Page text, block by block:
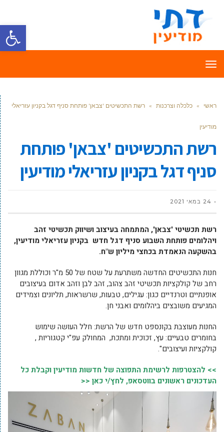
פתח
תפריט
ראשי » כלכלה וצרכנות » רשת התכשיטים 'צבאן' פותחת סניף דגל בקניון עזריאלי
מודיעין
רשת התכשיטים 'צבאן' פותחת
סניף דגל בקניון עזריאלי מודיעין
24 במאי 2021
רשת תכשיטי 'צבאן', המתמחה בעיצוב ושיווק תכשיטי זהב
ויהלומים פותחת השבוע סניף דגל חדש בקניון עזריאלי מודיעין,
בהשקעה הנאמדת בכחצי מיליון ש"ח.
חנות התכשיטים החדשה משתרעת על שטח של 50 מ"ר וכוללת מגוון
רחב של קולקציות תכשיטי זהב צהוב, זהב לבן וזהב אדום בעיצובים
אופנתיים וטרנדיים כגון: עגילים, טבעות, שרשראות, תליונים וצמידים
המגיעים משובצים ביהלומים ואבני חן.
החנות מעוצבת בקונספט חדש של הרשת: חלל העושה שימוש
בחומרים טבעיים: עץ, זכוכית ומתכת, המחולק עפ"י קטגוריות ,
קולקציות ועיצובים".
>> להצטרפות לרשימת התפוצה של חדשות מודיעין וקבלת כל
העדכונים ראשונים בווטסאפ, לחץ/י כאן <<